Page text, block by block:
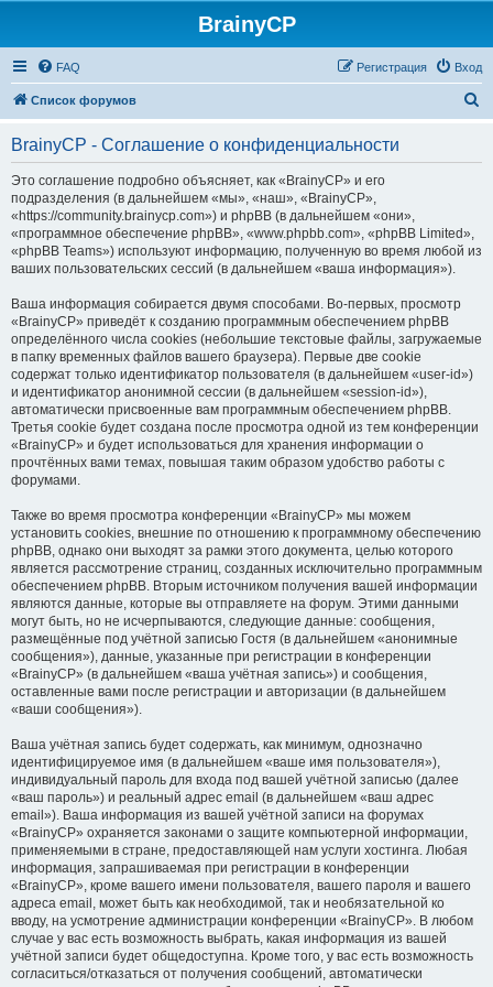
BrainyCP
FAQ Вход
Регистрация
Список форумов
BrainyCP - Соглашение о конфиденциальности
Это соглашение подробно объясняет, как «BrainyCP» и его
подразделения (в дальнейшем «мы», «наш», «BrainyCP»,
«https://community.brainycp.com») и phpBB (в дальнейшем «они»,
«программное обеспечение phpBB», «www.phpbb.com», «phpBB Limited»,
«phpBB Teams») используют информацию, полученную во время любой из
ваших пользовательских сессий (в дальнейшем «ваша информация»).
Ваша информация собирается двумя способами. Во-первых, просмотр
«BrainyCP» приведёт к созданию программным обеспечением phpBB
определённого числа cookies (небольшие текстовые файлы, загружаемые
в папку временных файлов вашего браузера). Первые две cookie
содержат только идентификатор пользователя (в дальнейшем «user-id»)
и идентификатор анонимной сессии (в дальнейшем «session-id»),
автоматически присвоенные вам программным обеспечением phpBB.
Третья cookie будет создана после просмотра одной из тем конференции
«BrainyCP» и будет использоваться для хранения информации о
прочтённых вами темах, повышая таким образом удобство работы с
форумами.
Также во время просмотра конференции «BrainyCP» мы можем
установить cookies, внешние по отношению к программному обеспечению
phpBB, однако они выходят за рамки этого документа, целью которого
является рассмотрение страниц, созданных исключительно программным
обеспечением phpBB. Вторым источником получения вашей информации
являются данные, которые вы отправляете на форум. Этими данными
могут быть, но не исчерпываются, следующие данные: сообщения,
размещённые под учётной записью Гостя (в дальнейшем «анонимные
сообщения»), данные, указанные при регистрации в конференции
«BrainyCP» (в дальнейшем «ваша учётная запись») и сообщения,
оставленные вами после регистрации и авторизации (в дальнейшем
«ваши сообщения»).
Ваша учётная запись будет содержать, как минимум, однозначно
идентифицируемое имя (в дальнейшем «ваше имя пользователя»),
индивидуальный пароль для входа под вашей учётной записью (далее
«ваш пароль») и реальный адрес email (в дальнейшем «ваш адрес
email»). Ваша информация из вашей учётной записи на форумах
«BrainyCP» охраняется законами о защите компьютерной информации,
применяемыми в стране, предоставляющей нам услуги хостинга. Любая
информация, запрашиваемая при регистрации в конференции
«BrainyCP», кроме вашего имени пользователя, вашего пароля и вашего
адреса email, может быть как необходимой, так и необязательной ко
вводу, на усмотрение администрации конференции «BrainyCP». В любом
случае у вас есть возможность выбрать, какая информация из вашей
учётной записи будет общедоступна. Кроме того, у вас есть возможность
согласиться/отказаться от получения сообщений, автоматически